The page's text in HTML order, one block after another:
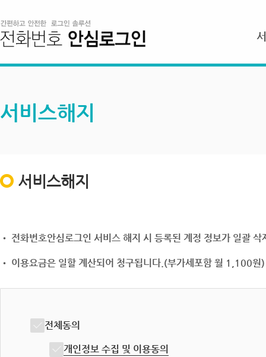
서비스해지
서비스해지
• 전화번호안심로그인 서비스 해지 시 등록된 계정 정보가 일괄
• 이용요금은 일할 계산되어 청구됩니다.(부가세포함 월 1,100원)
전체동의
개인정보 수집 및 이용동의